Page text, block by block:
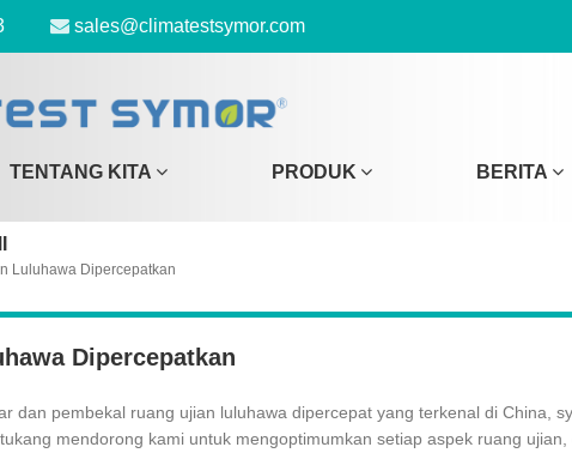
sales@climatestsymor.com
TENTANG KITA PRODUK BERITA
Luluhawa Dipercepatkan
Dipercepatkan
dan pembekal ruang ujian luluhawa dipercepat yang terkenal di China,
mendorong kami untuk mengoptimumkan setiap aspek ruang